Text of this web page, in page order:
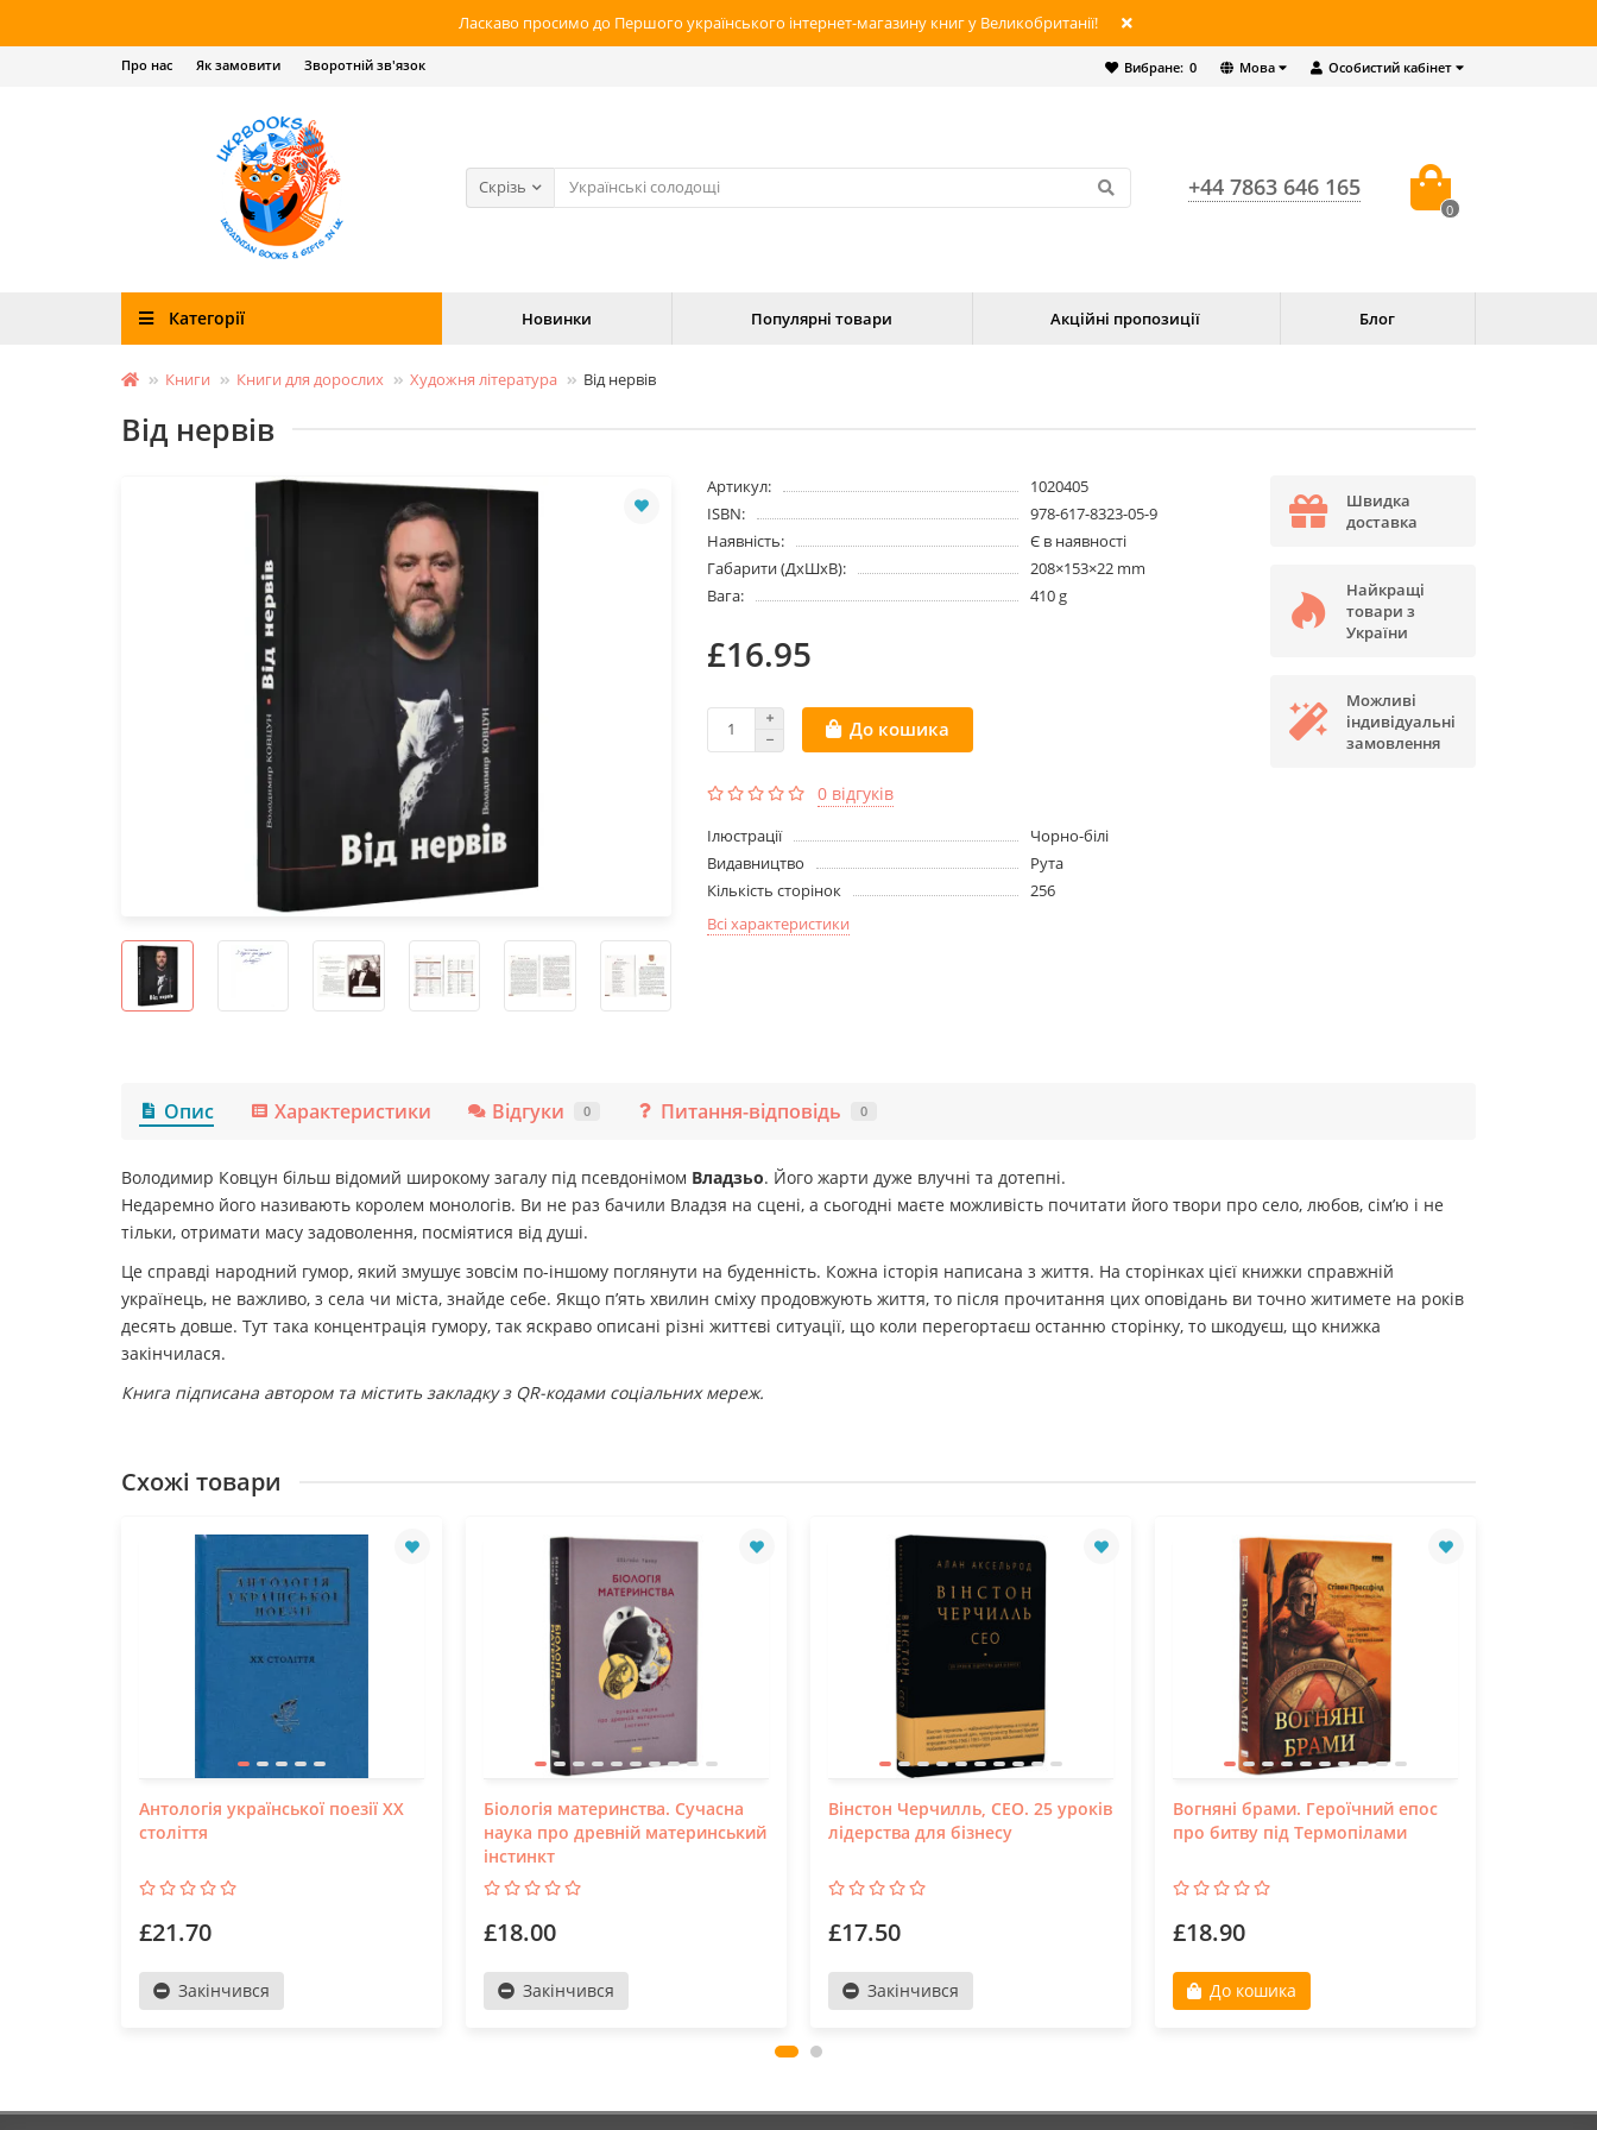
Ласкаво просимо до Першого українського інтернет-магазину книг у Великобританії!
Особистий кабінет
Мова
Вибране: 0
Про нас Як замовити Зворотній зв'язок
Скрізь +44 7863 646 165
0
Категорії Новинки Популярні товари Акційні пропозиції Блог
Книги Книги для дорослих Художня література Від нервів
Від нервів
Артикул:
1020405
ISBN:
978-617-8323-05-9
Наявність:
Є в наявності
Габарити (ДхШхВ):
208×153×22 mm
Вага:
410 g
£16.95
До кошика
0 відгуків
Ілюстрації
Чорно-білі
Видавництво
Рута
Кількість сторінок
256
Всі характеристики
Швидка
доставка
Найкращі
товари з
України
Можливі
індивідуальні
замовлення
Опис Характеристики Відгуки 0 Питання-відповідь 0
Володимир Ковцун більш відомий широкому загалу під псевдонімом Владзьо. Його жарти дуже влучні та дотепні.
Недаремно його називають королем монологів. Ви не раз бачили Владзя на сцені, а сьогодні маєте можливість почитати його твори про село, любов, сімʼю і не
тільки, отримати масу задоволення, посміятися від душі.
Це справді народний гумор, який змушує зовсім по-іншому поглянути на буденність. Кожна історія написана з життя. На сторінках цієї книжки справжній
українець, не важливо, з села чи міста, знайде себе. Якщо пʼять хвилин сміху продовжують життя, то після прочитання цих оповідань ви точно житимете на років
десять довше. Тут така концентрація гумору, так яскраво описані різні життєві ситуації, що коли перегортаєш останню сторінку, то шкодуєш, що книжка
закінчилася.
Книга підписана автором та містить закладку з QR-кодами соціальних мереж.
Схожі товари
Антологія української поезії ХХ
століття
£21.70
Закінчився
Біологія материнства. Сучасна
наука про древній материнський
інстинкт
£18.00
Закінчився
Вінстон Черчилль, СЕО. 25 уроків
лідерства для бізнесу
£17.50
Закінчився
Вогняні брами. Героїчний епос
про битву під Термопілами
£18.90
До кошика